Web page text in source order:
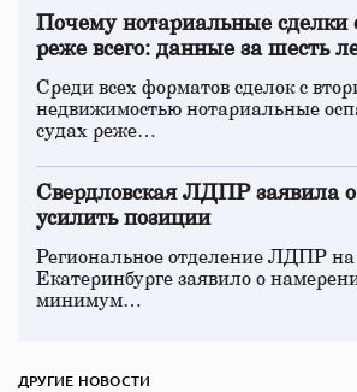
Почему нотариальные сделки
реже всего: данные за шесть
Среди всех форматов сделок с
недвижимостью нотариальные
судах реже…
Свердловская ЛДПР заявила
усилить позиции
Региональное отделение ЛДПР
Екатеринбурге заявило о
минимум…
ДРУГИЕ НОВОСТИ